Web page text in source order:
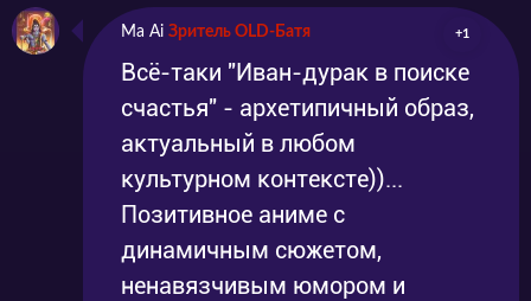
Ma Ai Зритель OLD-Батя +1
Всё-таки "Иван-дурак в поиске
счастья" - архетипичный образ,
актуальный в любом
культурном контексте))...
Позитивное аниме с
динамичным сюжетом,
ненавязчивым юмором и